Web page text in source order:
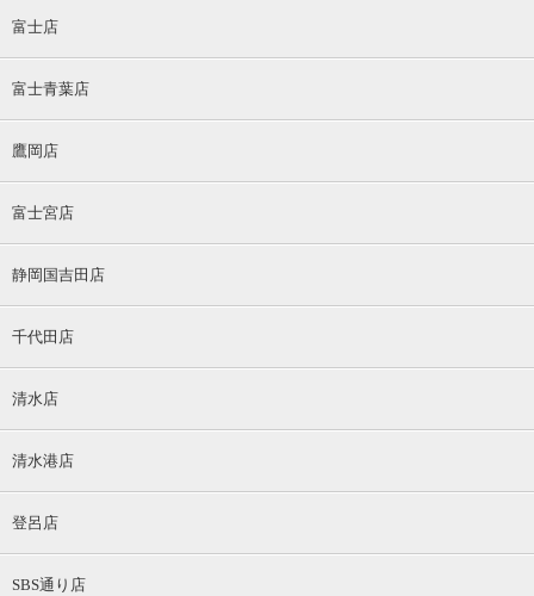
富士店
富士青葉店
鷹岡店
富士宮店
静岡国吉田店
千代田店
清水店
清水港店
登呂店
SBS通り店